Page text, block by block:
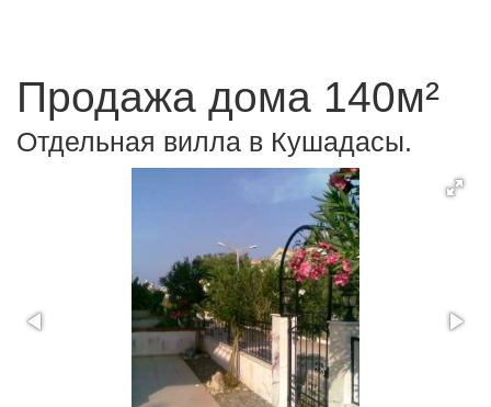
Продажа дома 140м²
Отдельная вилла в Кушадасы.